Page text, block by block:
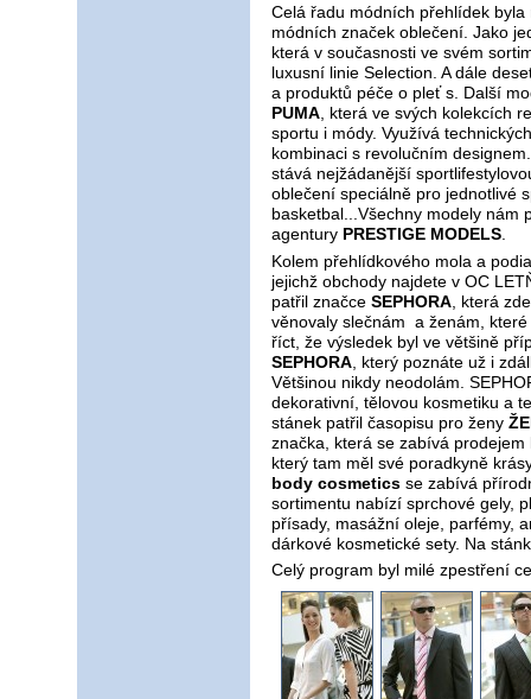
Celá řadu módních přehlídek
módních značek oblečení. Jako
která v současnosti ve svém
luxusní linie Selection. A dále
a produktů péče o pleť s. Další
PUMA , která ve svých kolekcích
sportu i módy. Využívá
kombinaci s revolučním
stává nejžádanější
oblečení speciálně pro jednotlivé
basketbal...Všechny modely nám
agentury PRESTIGE MODELS
Kolem přehlídkového mola a
jejichž obchody najdete v OC
patřil značce SEPHORA , která
věnovaly slečnám a ženám,
říct, že výsledek byl ve většině
SEPHORA , který poznáte už i
Většinou nikdy neodolám.
dekorativní, tělovou kosmetiku a
stánek patřil časopisu pro ženy
značka, která se zabívá
který tam měl své poradkyně
body cosmetics se zabívá
sortimentu nabízí sprchové gely,
přísady, masážní oleje, parfémy,
dárkové kosmetické sety. Na
Celý program byl milé zpestření